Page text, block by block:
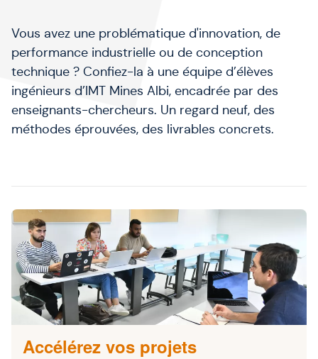
Vous avez une problématique d'innovation, de
performance industrielle ou de conception
technique ? Confiez-la à une équipe d’élèves
ingénieurs d’IMT Mines Albi, encadrée par des
enseignants-chercheurs. Un regard neuf, des
méthodes éprouvées, des livrables concrets.
Accélérez vos projets